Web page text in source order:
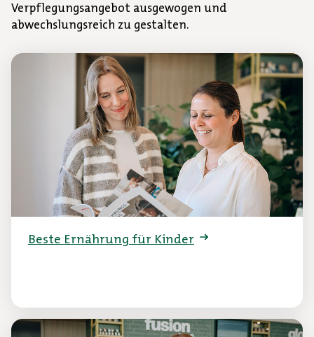
Verpflegungsangebot ausgewogen und
abwechslungsreich zu gestalten.
Beste Ernährung für Kinder